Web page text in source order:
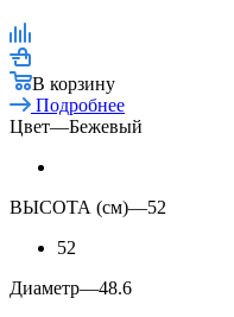
В корзину
Подробнее
Цвет—Бежевый
ВЫСОТА (см)—52
52
Диаметр—48.6